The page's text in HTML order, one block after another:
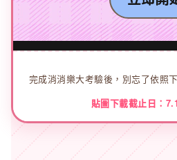
完成消消樂大考驗後，別忘了依照
貼圖下載截止日：